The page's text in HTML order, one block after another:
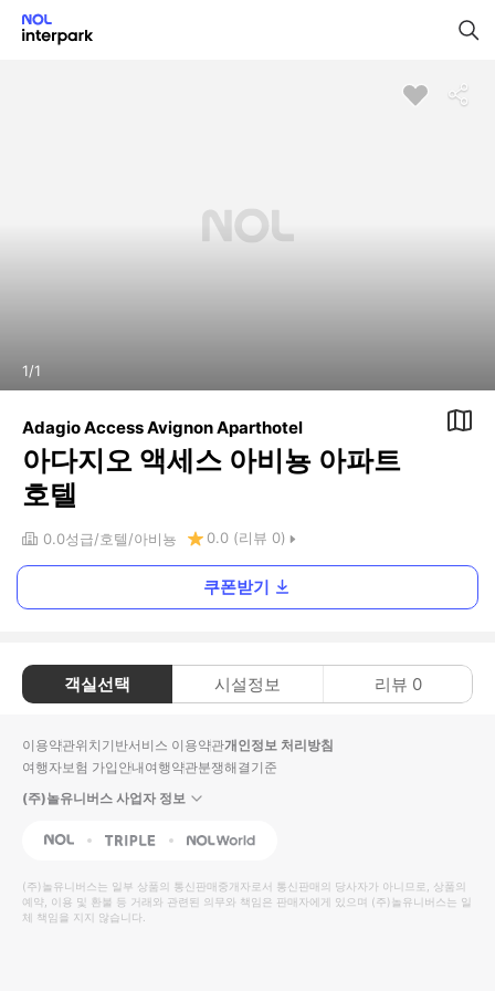
1/1
Adagio Access Avignon Aparthotel
아다지오 액세스 아비뇽 아파트
호텔
0.0성급 호텔 아비뇽 0.0 (리뷰 0)
쿠폰받기
객실선택 시설정보 리뷰 0
이용약관위치기반서비스 이용약관개인정보 처리방침
여행자보험 가입안내여행약관분쟁해결기준
(주)놀유니버스 사업자 정보
NOL Triple Interpark Global
(주)놀유니버스는 일부 상품의 통신판매중개자로서 통신판매의 당사자가 아니므로, 상품의
예약, 이용 및 환불 등 거래와 관련된 의무와 책임은 판매자에게 있으며 (주)놀유니버스는 일
체 책임을 지지 않습니다.